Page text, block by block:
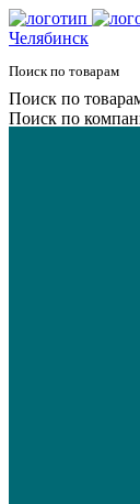
Челябинск
Поиск по товарам
Поиск по
Поиск по